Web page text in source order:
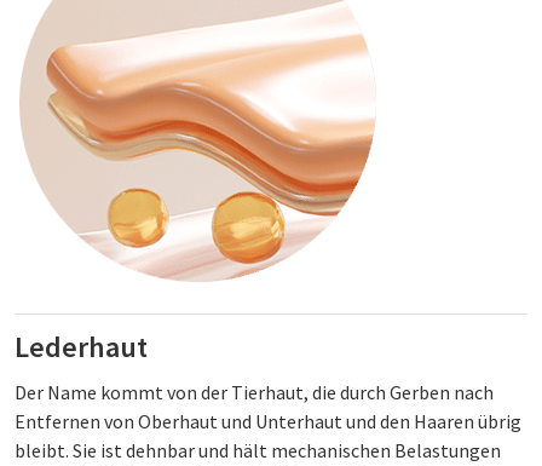
Lederhaut
Der Name kommt von der Tierhaut, die durch Gerben nach
Entfernen von Oberhaut und Unterhaut und den Haaren übrig
bleibt. Sie ist dehnbar und hält mechanischen Belastungen